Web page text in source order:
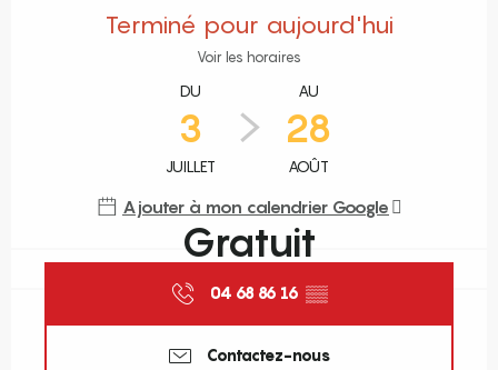
Terminé pour aujourd'hui
Voir les horaires
DU
3
JUILLET
AU
28
AOÛT
Ajouter à mon calendrier Google
Gratuit
04 68 86 16 ▒▒
Contactez-nous